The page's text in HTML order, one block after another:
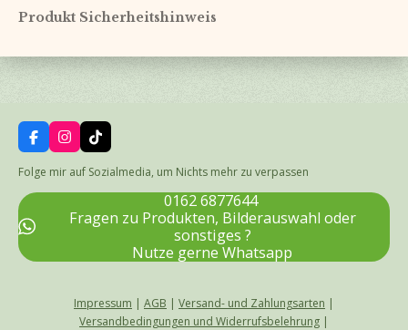
Produkt Sicherheitshinweis
F
a
c
e
b
o
k
I
n
s
a
T
i
k
o
Folge mir auf Sozialmedia, um Nichts mehr zu verpassen
0162 6877644
Fragen zu Produkten, Bilderauswahl oder
sonstiges ?
Nutze gerne Whatsapp
Impressum | AGB | Versand- und Zahlungsarten |
Versandbedingungen und Widerrufsbelehrung |